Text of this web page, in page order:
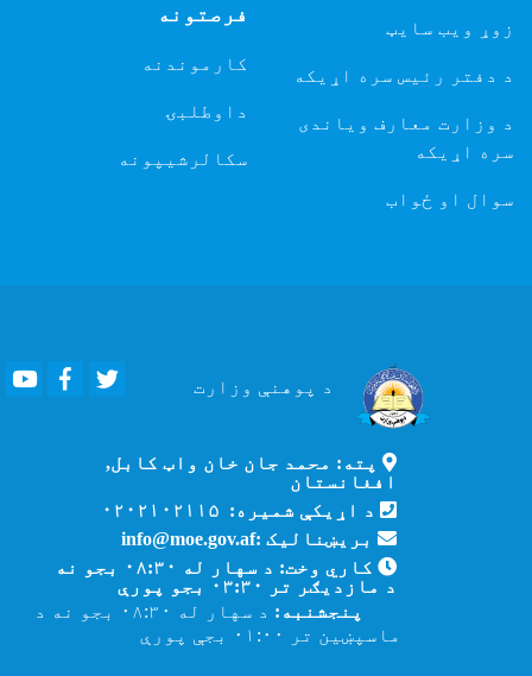
زوړ ویب سایټ
د دفتر رئیس سره اړیکه
د وزارت معارف ویاندی
سره اړیکه
سوال او ځواب
فرصتونه
کارموندنه
داوطلبۍ
سکالرشیپونه
د پوهنې وزارت
YoutubeFacebook
پته: محمد جان خان واټ کابل,
افغانستان
د اړیکې شمیره: ۰۲۰۲۱۰۲۱۱۵
بریښنالیک :info@moe.gov.af
کاري وخت: د سهار له ۰۸:۳۰ بجو نه
د مازدیګر تر ۰۳:۳۰ بجو پورې
پنجشنبه:
د سهار له ۰۸:۳۰ بجو نه د
ماسپښین تر ۰۱:۰۰ بجې پورې